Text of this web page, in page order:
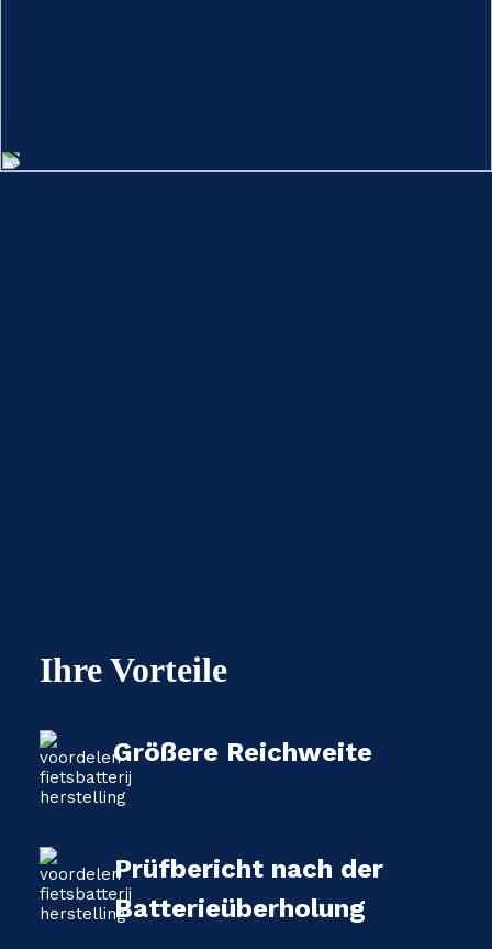
Ihre Vorteile
Größere Reichweite
Prüfbericht nach der
Batterieüberholung